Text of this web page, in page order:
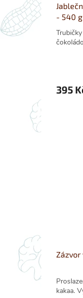
- 540
395
Zázvor
kakaa.